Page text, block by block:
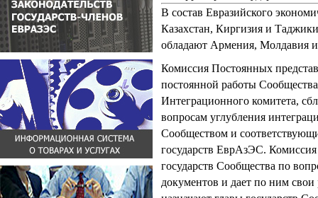
В состав Евразийского
Казахстан, Киргизия и
обладают Армения, Молдавия
Комиссия Постоянных
постоянной работы
Интеграционного комитета,
вопросам углубления
Сообществом и
государств ЕврАзЭС.
государств Сообщества по
документов и дает по ним